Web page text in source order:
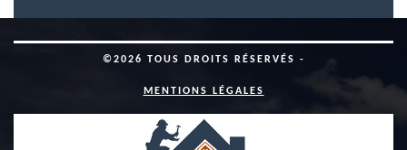
©2026 TOUS DROITS RÉSERVÉS -
MENTIONS LÉGALES